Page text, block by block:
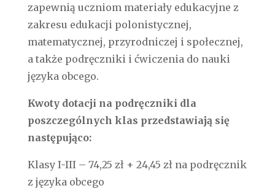
zapewnią uczniom materiały edukacyjne z
zakresu edukacji polonistycznej,
matematycznej, przyrodniczej i społecznej,
a także podręczniki i ćwiczenia do nauki
języka obcego.
Kwoty dotacji na podręczniki dla
poszczególnych klas przedstawiają się
następująco:
Klasy I-III – 74,25 zł + 24,45 zł na podręcznik
z języka obcego